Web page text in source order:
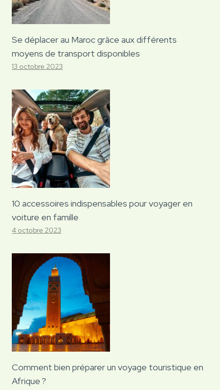
Se déplacer au Maroc grâce aux différents
moyens de transport disponibles
13 octobre 2023
10 accessoires indispensables pour voyager en
voiture en famille
4 octobre 2023
Comment bien préparer un voyage touristique en
Afrique ?